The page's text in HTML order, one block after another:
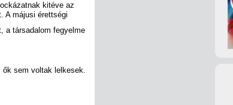
kitéve az
A májusi érettségi
a társadalom fegyelme
ők sem voltak lelkesek.